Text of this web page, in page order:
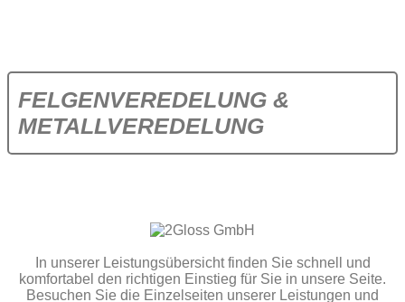
FELGENVEREDELUNG &
METALLVEREDELUNG
In unserer Leistungsübersicht finden Sie schnell und
komfortabel den richtigen Einstieg für Sie in unsere Seite.
Besuchen Sie die Einzelseiten unserer Leistungen und